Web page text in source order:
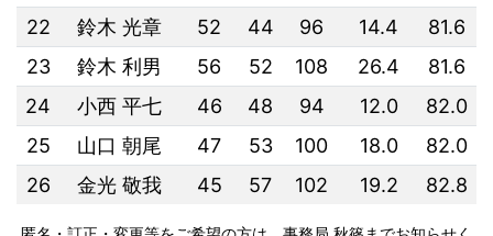
22
鈴木 光章 52 44 96 14.4
81.6
23
鈴木 利男 56 52 108 26.4
81.6
24
小西 平七 46 48 94 12.0
82.0
25
山口 朝尾 47 53 100 18.0
82.0
26
金光 敬我 45 57 102 19.2 82.8